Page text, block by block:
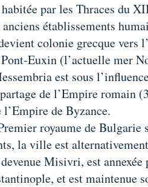
par les Thraces du
anciens établissements
colonie grecque vers
Euxin (l’actuelle mer
est sous
de l’Empire romain
de Byzance.
royaume de
la ville est
Misivri, est
et est maintenue